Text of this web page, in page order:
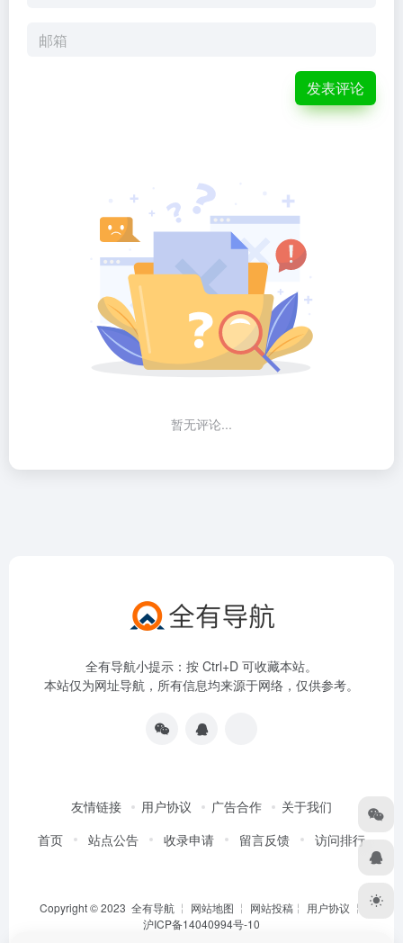
发表评论
暂无评论...
全有导航小提示：按 Ctrl+D 可收藏本站。
本站仅为网址导航，所有信息均来源于网络，仅供参考。
友情链接 用户协议 广告合作
关于我们
首页
站点公告 收录申请 留言反馈 访问排行
Copyright © 2023 全有导航 ╎ 网站地图 ╎ 网站投稿 ╎ 用户协议 ╎
沪ICP备14040994号-10